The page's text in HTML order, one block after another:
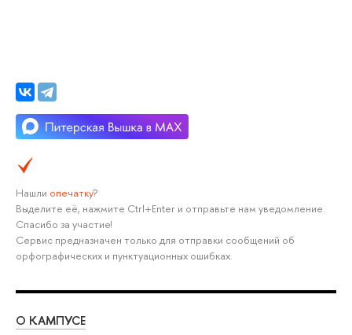
Нашли опечатку?
Выделите её, нажмите Ctrl+Enter и отправьте нам уведомление.
Спасибо за участие!
Сервис предназначен только для отправки сообщений об
орфографических и пунктуационных ошибках.
О КАМПУСЕ